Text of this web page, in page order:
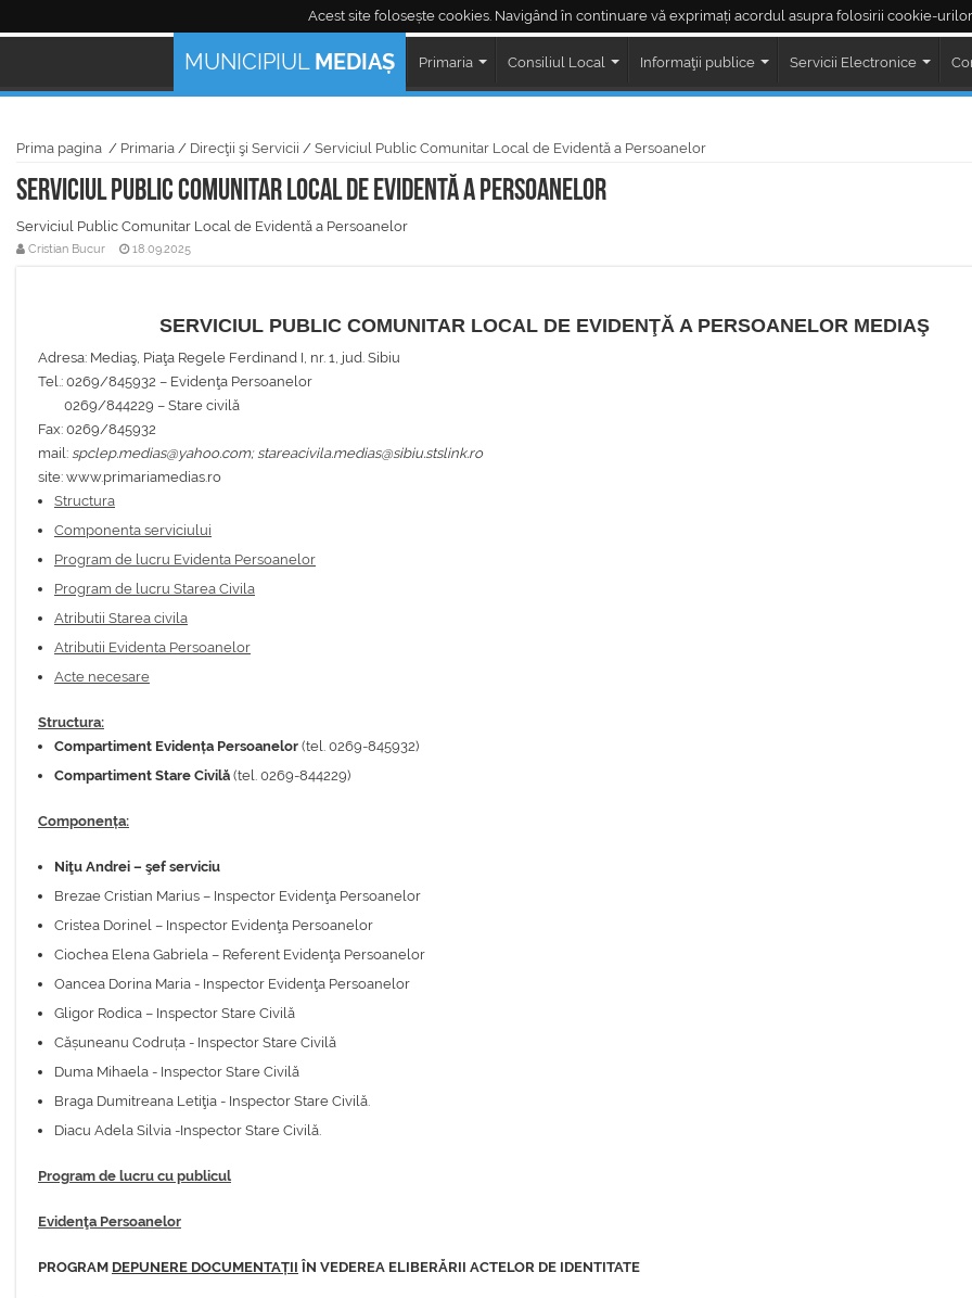
Acest site folosește cookies. Navigând în continuare vă exprimați acordul asupra folosirii cookie-
Mediaş Live: Piața Regele Ferdinand Piața Corneliu Coposu LIVE ședințe Consiliul
MUNICIPIUL MEDIAȘ Primaria Consiliul Local Informaţii publice Servicii Electronice
Prima pagina / Primaria / Direcţii şi Servicii / Serviciul Public Comunitar Local de Evidentă a Persoanelor
Serviciul Public Comunitar Local de Evidentă a Persoanelor
Serviciul Public Comunitar Local de Evidentă a Persoanelor
Cristian Bucur 18.09.2025
SERVICIUL PUBLIC COMUNITAR LOCAL DE EVIDENŢĂ A PERSOANELOR MEDIAŞ
Adresa: Mediaş, Piaţa Regele Ferdinand I, nr. 1, jud. Sibiu
Tel.: 0269/845932 – Evidenţa Persoanelor
0269/844229 – Stare civilă
Fax: 0269/845932
mail: spclep.medias@yahoo.com;stareacivila.medias@sibiu.stslink.ro
site: www.primariamedias.ro
Structura
Componenta serviciului
Program de lucru Evidenta Persoanelor
Program de lucru Starea Civila
Atributii Starea civila
Atributii Evidenta Persoanelor
Acte necesare
Structura:
Compartiment Evidența Persoanelor (tel. 0269-845932)
Compartiment Stare Civilă (tel. 0269-844229)
Componența:
Niţu Andrei – şef serviciu
Brezae Cristian Marius – Inspector Evidenţa Persoanelor
Cristea Dorinel – Inspector Evidenţa Persoanelor
Ciochea Elena Gabriela – Referent Evidenţa Persoanelor
Oancea Dorina Maria - Inspector Evidenţa Persoanelor
Gligor Rodica – Inspector Stare Civilă
Cășuneanu Codruța - Inspector Stare Civilă
Duma Mihaela - Inspector Stare Civilă
Braga Dumitreana Letiţia - Inspector Stare Civilă.
Diacu Adela Silvia -Inspector Stare Civilă.
Program de lucru cu publicul
Evidenţa Persoanelor
PROGRAM DEPUNERE DOCUMENTAȚII ÎN VEDEREA ELIBERĂRII ACTELOR DE IDENTITATE